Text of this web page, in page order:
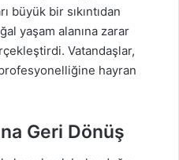
büyük bir sıkıntıdan
yaşam alanına zarar
Vatandaşlar,
hayran
Geri Dönüş